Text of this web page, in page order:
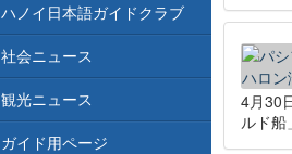
4月30
ルド船
ハノイ日本語ガイドクラブ
社会ニュース
観光ニュース
ガイド用ページ